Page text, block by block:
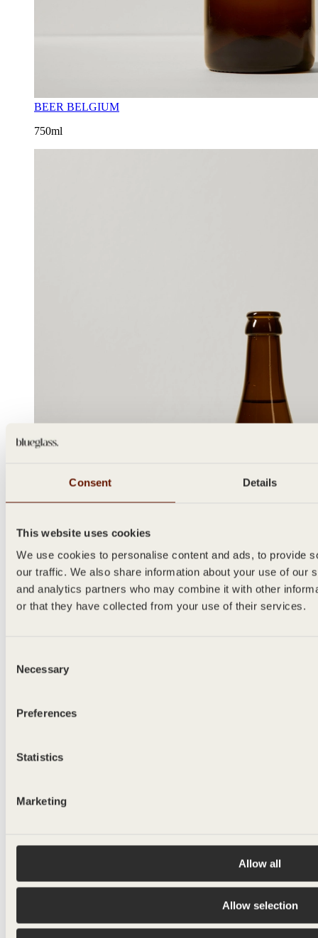
Consent Details
This website uses cookies
We use cookies to personalise content and ads, to provide
our traffic. We also share information about your use of our
and analytics partners who may combine it with other
or that they have collected from your use of their services.
Selection
Necessary
Preferences
Statistics
Marketing
Allow all
Allow selection
BEER BELGIUM
750ml
250ml - 330ml